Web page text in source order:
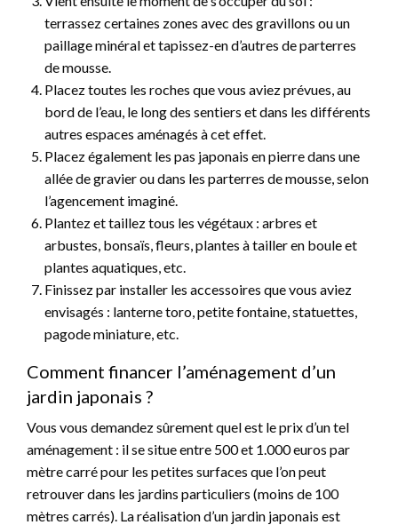
terrassez certaines zones avec des gravillons ou un
paillage minéral et tapissez-en d’autres de parterres
de mousse.
Placez toutes les roches que vous aviez prévues, au
bord de l’eau, le long des sentiers et dans les différents
autres espaces aménagés à cet effet.
Placez également les pas japonais en pierre dans une
allée de gravier ou dans les parterres de mousse, selon
l’agencement imaginé.
Plantez et taillez tous les végétaux : arbres et
arbustes, bonsaïs, fleurs, plantes à tailler en boule et
plantes aquatiques, etc.
Finissez par installer les accessoires que vous aviez
envisagés : lanterne toro, petite fontaine, statuettes,
pagode miniature, etc.
Comment financer l’aménagement d’un
jardin japonais ?
Vous vous demandez sûrement quel est le prix d’un tel
aménagement : il se situe entre 500 et 1.000 euros par
mètre carré pour les petites surfaces que l’on peut
retrouver dans les jardins particuliers (moins de 100
mètres carrés). La réalisation d’un jardin japonais est